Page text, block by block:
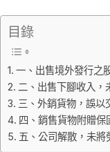
目錄
一、出售境外發行之
二、出售下腳收入，
三、外銷貨物，誤以
四、銷售貨物附贈保
五、公司解散，未將